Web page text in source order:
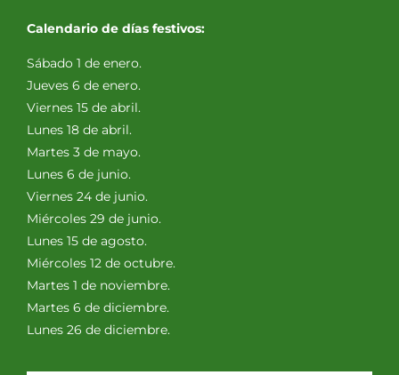
Calendario de días festivos:
Sábado 1 de enero.
Jueves 6 de enero.
Viernes 15 de abril.
Lunes 18 de abril.
Martes 3 de mayo.
Lunes 6 de junio.
Viernes 24 de junio.
Miércoles 29 de junio.
Lunes 15 de agosto.
Miércoles 12 de octubre.
Martes 1 de noviembre.
Martes 6 de diciembre.
Lunes 26 de diciembre.